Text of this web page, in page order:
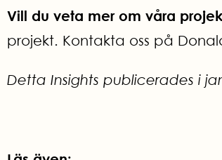
Vill du veta mer om våra
projekt. Kontakta oss på
Detta Insights publicerades i